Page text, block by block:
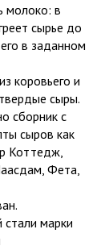
молоко: в
сырье до
в заданном
коровьего и
сыры.
сборник с
сыров как
Коттедж,
Фета,
марки